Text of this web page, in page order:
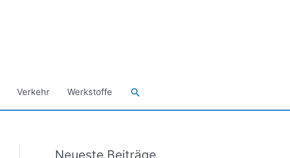
Verkehr Werkstoffe Suchen
Neueste Beiträge